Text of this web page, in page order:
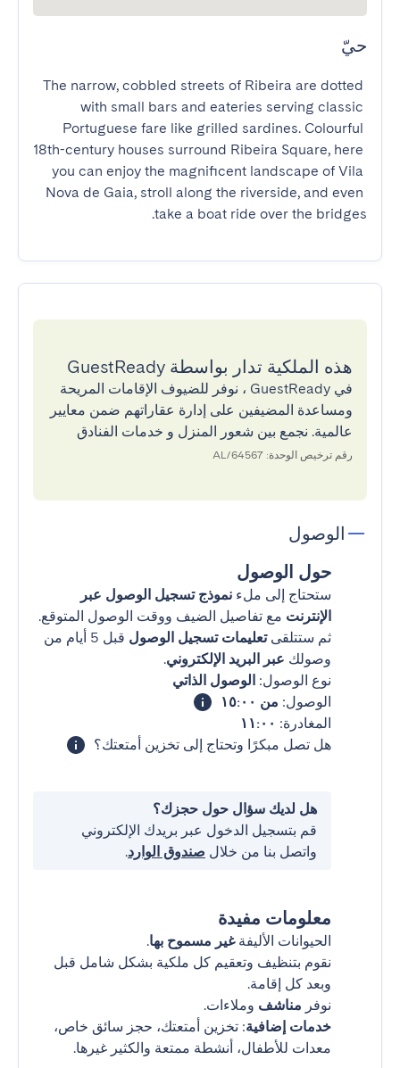
حيّ
The narrow, cobbled streets of Ribeira are dotted
with small bars and eateries serving classic
Portuguese fare like grilled sardines. Colourful
18th-century houses surround Ribeira Square, here
you can enjoy the magnificent landscape of Vila
Nova de Gaia, stroll along the riverside, and even
take a boat ride over the bridges.
هذه الملكية تدار بواسطة GuestReady
في GuestReady ، نوفر للضيوف الإقامات المريحة
ومساعدة المضيفين على إدارة عقاراتهم ضمن معايير
عالمية. نجمع بين شعور المنزل و خدمات الفنادق
رقم ترخيص الوحدة: 64567/AL
الوصول
حول الوصول
ستحتاج إلى ملء نموذج تسجيل الوصول عبر
الإنترنت مع تفاصيل الضيف ووقت الوصول المتوقع.
ثم ستتلقىتعليمات تسجيل الوصول
قبل 5 أيام من
وصولك عبر البريد الإلكتروني.
نوع الوصول: الوصول الذاتي
الوصول: من ١٥:٠٠
المغادرة: ١١:٠٠
هل تصل مبكرًا وتحتاج إلى تخزين أمتعتك؟
هل لديك سؤال حول حجزك؟
قم بتسجيل الدخول عبر بريدك الإلكتروني
واتصل بنا من خلال صندوق الوارد.
معلومات مفيدة
الحيوانات الأليفةغير مسموح بها.
نقوم بتنظيف وتعقيم كل ملكية بشكل شامل قبل
وبعد كل إقامة.
نوفر مناشف وملاءات.
خدمات إضافية: تخزين أمتعتك، حجز سائق خاص،
معدات للأطفال، أنشطة ممتعة والكثير غيرها.